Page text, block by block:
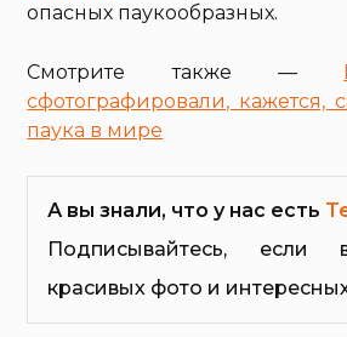
опасных паукообразных.
Смотрите также —
сфотографировали, кажется,
паука в мире
А вы знали, что у нас есть
Подписывайтесь, если
красивых фото и